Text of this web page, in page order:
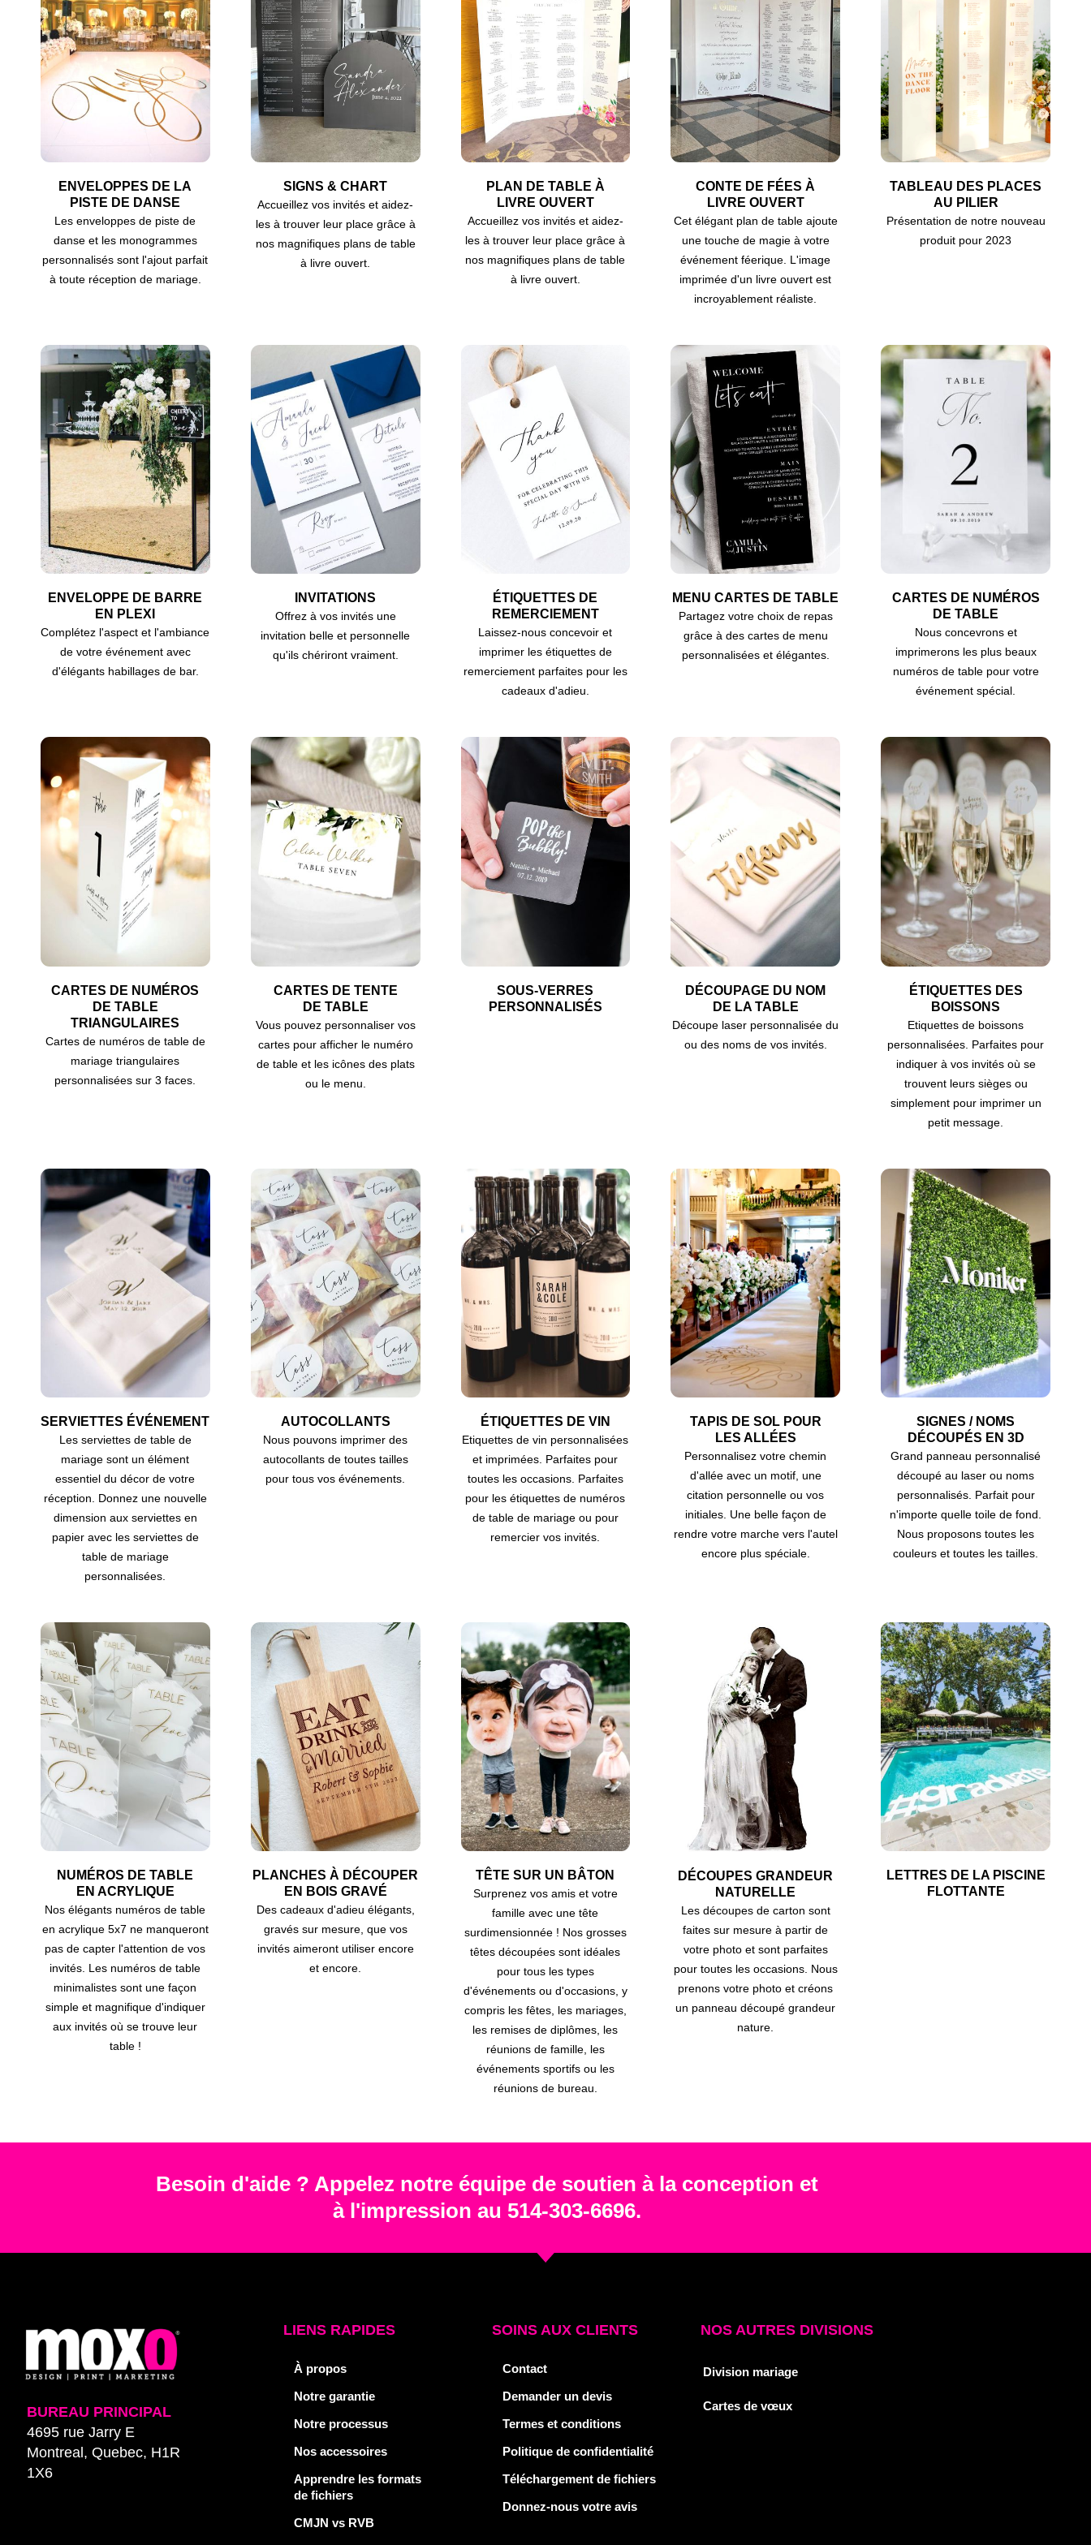
ENVELOPPES DE LA
PISTE DE DANSE
Les enveloppes de piste de
danse et les monogrammes
personnalisés sont l'ajout parfait
à toute réception de mariage.
SIGNS & CHART
Accueillez vos invités et aidez-
les à trouver leur place grâce à
nos magnifiques plans de table
à livre ouvert.
PLAN DE TABLE À
LIVRE OUVERT
Accueillez vos invités et aidez-
les à trouver leur place grâce à
nos magnifiques plans de table
à livre ouvert.
CONTE DE FÉES À
LIVRE OUVERT
Cet élégant plan de table ajoute
une touche de magie à votre
événement féerique. L'image
imprimée d'un livre ouvert est
incroyablement réaliste.
TABLEAU DES PLACES
AU PILIER
Présentation de notre nouveau
produit pour 2023
ENVELOPPE DE BARRE
EN PLEXI
Complétez l'aspect et l'ambiance
de votre événement avec
d'élégants habillages de bar.
INVITATIONS
Offrez à vos invités une
invitation belle et personnelle
qu'ils chériront vraiment.
ÉTIQUETTES DE
REMERCIEMENT
Laissez-nous concevoir et
imprimer les étiquettes de
remerciement parfaites pour les
cadeaux d'adieu.
MENU CARTES DE TABLE
Partagez votre choix de repas
grâce à des cartes de menu
personnalisées et élégantes.
CARTES DE NUMÉROS
DE TABLE
Nous concevrons et
imprimerons les plus beaux
numéros de table pour votre
événement spécial.
CARTES DE NUMÉROS
DE TABLE
TRIANGULAIRES
Cartes de numéros de table de
mariage triangulaires
personnalisées sur 3 faces.
CARTES DE TENTE
DE TABLE
Vous pouvez personnaliser vos
cartes pour afficher le numéro
de table et les icônes des plats
ou le menu.
SOUS-VERRES
PERSONNALISÉS
DÉCOUPAGE DU NOM
DE LA TABLE
Découpe laser personnalisée du
ou des noms de vos invités.
ÉTIQUETTES DES
BOISSONS
Etiquettes de boissons
personnalisées. Parfaites pour
indiquer à vos invités où se
trouvent leurs sièges ou
simplement pour imprimer un
petit message.
SERVIETTES ÉVÉNEMENT
Les serviettes de table de
mariage sont un élément
essentiel du décor de votre
réception. Donnez une nouvelle
dimension aux serviettes en
papier avec les serviettes de
table de mariage
personnalisées.
AUTOCOLLANTS
Nous pouvons imprimer des
autocollants de toutes tailles
pour tous vos événements.
ÉTIQUETTES DE VIN
Etiquettes de vin personnalisées
et imprimées. Parfaites pour
toutes les occasions. Parfaites
pour les étiquettes de numéros
de table de mariage ou pour
remercier vos invités.
TAPIS DE SOL POUR
LES ALLÉES
Personnalisez votre chemin
d'allée avec un motif, une
citation personnelle ou vos
initiales. Une belle façon de
rendre votre marche vers l'autel
encore plus spéciale.
SIGNES / NOMS
DÉCOUPÉS EN 3D
Grand panneau personnalisé
découpé au laser ou noms
personnalisés. Parfait pour
n'importe quelle toile de fond.
Nous proposons toutes les
couleurs et toutes les tailles.
NUMÉROS DE TABLE
EN ACRYLIQUE
Nos élégants numéros de table
en acrylique 5x7 ne manqueront
pas de capter l'attention de vos
invités. Les numéros de table
minimalistes sont une façon
simple et magnifique d'indiquer
aux invités où se trouve leur
table !
PLANCHES À DÉCOUPER
EN BOIS GRAVÉ
Des cadeaux d'adieu élégants,
gravés sur mesure, que vos
invités aimeront utiliser encore
et encore.
TÊTE SUR UN BÂTON
Surprenez vos amis et votre
famille avec une tête
surdimensionnée ! Nos grosses
têtes découpées sont idéales
pour tous les types
d'événements ou d'occasions, y
compris les fêtes, les mariages,
les remises de diplômes, les
réunions de famille, les
événements sportifs ou les
réunions de bureau.
DÉCOUPES GRANDEUR
NATURELLE
Les découpes de carton sont
faites sur mesure à partir de
votre photo et sont parfaites
pour toutes les occasions. Nous
prenons votre photo et créons
un panneau découpé grandeur
nature.
LETTRES DE LA PISCINE
FLOTTANTE
Besoin d'aide ? Appelez notre équipe de soutien à la conception et
à l'impression au 514-303-6696.
BUREAU PRINCIPAL
4695 rue Jarry E
Montreal, Quebec, H1R
1X6
LIENS RAPIDES
À propos
Notre garantie
Notre processus
Nos accessoires
Apprendre les formats
de fichiers
CMJN vs RVB
SOINS AUX CLIENTS
Contact
Demander un devis
Termes et conditions
Politique de confidentialité
Téléchargement de fichiers
Donnez-nous votre avis
NOS AUTRES DIVISIONS
Division mariage
Cartes de vœux